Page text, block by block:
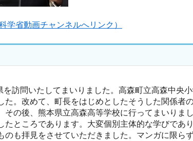
省動画チャンネルへリンク）
訪問いたしてまいりました。高森町立高森中央
。改めて、町長をはじめとしたそうした関係者
の後、熊本県立高森高等学校に行ってまいりま
ところであります。大変個別主体的な学びであ
も拝見をさせていただきました。マンガに限ら